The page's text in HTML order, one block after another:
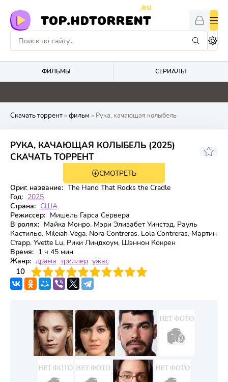
TOP.HDTORRENT
.RU
ФИЛЬМЫ СЕРИАЛЫ
0 4.4 0 0
Скачать торрент» фильм » Рука, качающая колыбель
РУКА, КАЧАЮЩАЯ КОЛЫБЕЛЬ (2025)
СКАЧАТЬ ТОРРЕНТ
5.443
СМОТРЕТЬ
Ориг. название: The Hand That Rocks the Cradle
Год: 2025
Страна: США
Режиссер: Мишель Гарса Сервера
В ролях: Майка Монро, Мэри Элизабет Уинстэд, Рауль
Кастильо, Mileiah Vega, Nora Contreras, Lola Contreras, Мартин
Старр, Yvette Lu, Рики Линдхоум, Шэннон Кокрен
Время: 1 ч 45 мин
Жанр: драма триллер ужас
10
4 6 7 8 9 10